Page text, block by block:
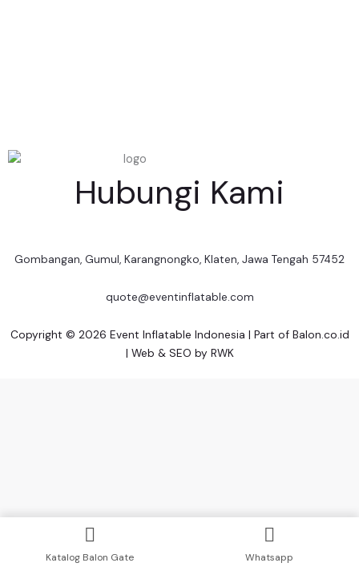
Hubungi Kami
Gombangan, Gumul, Karangnongko, Klaten, Jawa Tengah 57452
quote@eventinflatable.com
Copyright © 2026 Event Inflatable Indonesia | Part of Balon.co.id
| Web & SEO by RWK
Katalog Balon Gate Whatsapp